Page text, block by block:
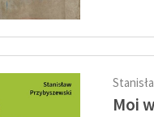
Moi